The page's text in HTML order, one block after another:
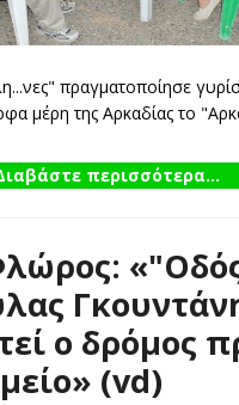
πραγματοποίησε
μέρη της Αρκαδίας το
περισσότερα...
ο δρόμος
(vd)